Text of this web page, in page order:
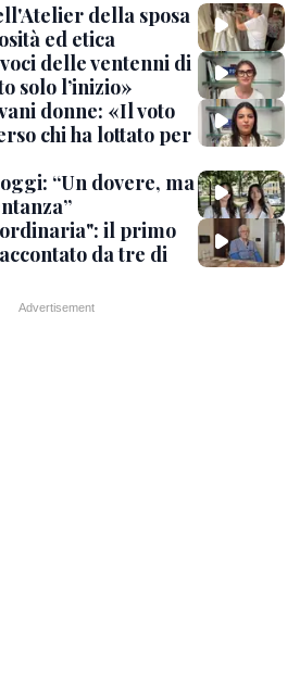
della sposa
ed etica
delle ventenni di
solo l’inizio»
donne: «Il voto
chi ha lottato per
“Un dovere, ma
il primo
da tre di